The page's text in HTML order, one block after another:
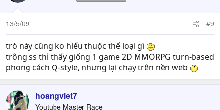
13/5/09 #9
trò này cũng ko hiểu thuộc thể loại gì
trông ss thì thấy giống 1 game 2D MMORPG turn-based
phong cách Q-style, nhưng lại chạy trên nền web
hoangviet7
Youtube Master Race